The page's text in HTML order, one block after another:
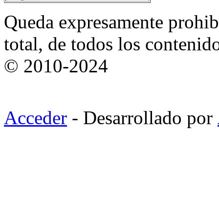
Queda expresamente
total, de todos los
© 2010-2024
Acceder - Desarrollado por